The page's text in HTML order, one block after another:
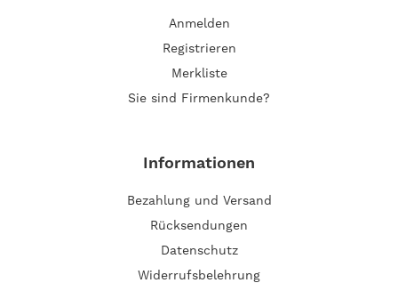
Anmelden
Registrieren
Merkliste
Sie sind Firmenkunde?
Informationen
Bezahlung und Versand
Rücksendungen
Datenschutz
Widerrufsbelehrung